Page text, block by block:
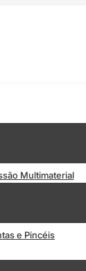
Multimaterial
e Pincéis